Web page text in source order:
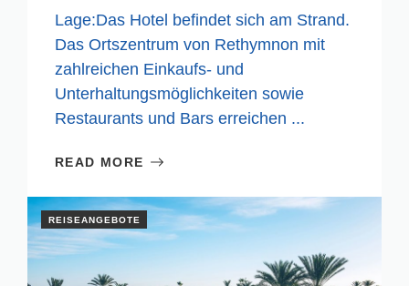
Lage:Das Hotel befindet sich am Strand.
Das Ortszentrum von Rethymnon mit
zahlreichen Einkaufs- und
Unterhaltungsmöglichkeiten sowie
Restaurants und Bars erreichen ...
READ MORE
REISEANGEBOTE